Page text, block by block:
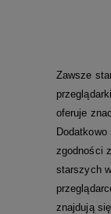
Zawsze
oferuje
zgodności
starszych
znajdują